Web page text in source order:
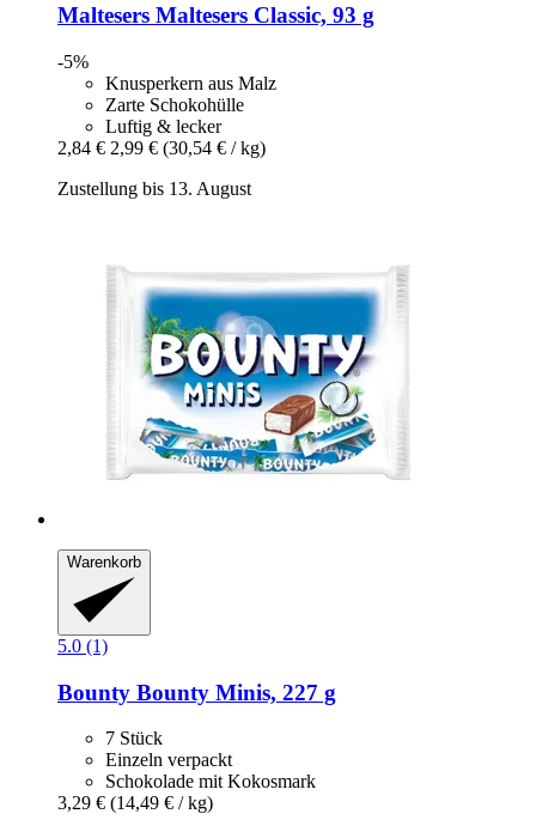
Maltesers Maltesers Classic, 93 g
-5%
Knusperkern aus Malz
Zarte Schokohülle
Luftig & lecker
2,84 € 2,99 € (30,54 € / kg)
Zustellung bis 13. August
Warenkorb
5.0 (1)
Bounty Bounty Minis, 227 g
7 Stück
Einzeln verpackt
Schokolade mit Kokosmark
3,29 € (14,49 € / kg)